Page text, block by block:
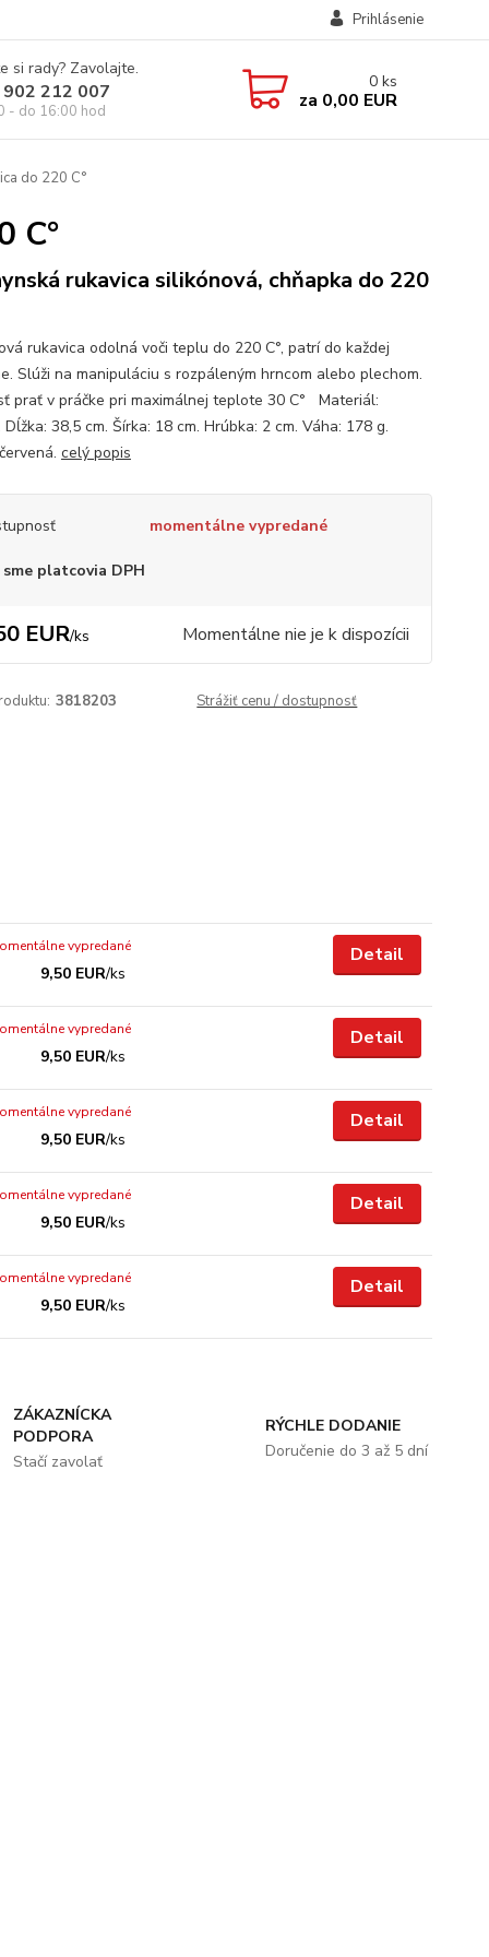
Prihlásenie
si rady? Zavolajte.
212 007
- do 16:00 hod
0 ks
za 0,00 EUR
do 220 C°
C°
rukavica silikónová, chňapka do 220
rukavica odolná voči teplu do 220 C°, patrí do každej
Slúži na manipuláciu s rozpáleným hrncom alebo plechom.
prať v práčke pri maximálnej teplote 30 C° Materiál:
Dĺžka: 38,5 cm. Šírka: 18 cm. Hrúbka: 2 cm. Váha: 178 g.
celý popis
momentálne vypredané
sme platcovia DPH
EUR/ks Momentálne nie je k dispozícii
3818203 Strážiť cenu / dostupnosť
9,50 EUR/ks
vypredané Detail
9,50 EUR/ks
vypredané Detail
9,50 EUR/ks
vypredané Detail
9,50 EUR/ks
vypredané Detail
9,50 EUR/ks
vypredané Detail
ZÁKAZNÍCKA
PODPORA
Stačí zavolať
RÝCHLE DODANIE
Doručenie do 3 až 5 dní